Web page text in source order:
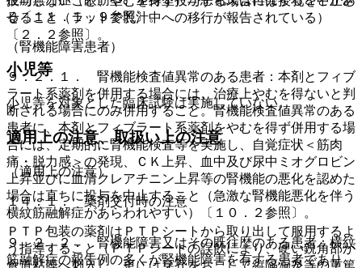
せること（ラットで乳汁中への移行が報告されている）
〔２．２参照〕。
小児等
小児等を対象とした臨床試験は実施していない。
適用上の注意、取扱い上の注意
（適用上の注意）
１４．１． 薬剤交付時の注意
ＰＴＰ包装の薬剤はＰＴＰシートから取り出して服用するよ
う指導すること（ＰＴＰシートの誤飲により、硬い鋭角部が
食道粘膜へ刺入し、更には穿孔をおこして縦隔洞炎等の重篤
る〔１１．１．９参照〕。
（腎機能障害患者）
９．２．１． 腎機能検査値異常のある患者：本剤とフィブ
ラート系薬剤を併用する場合には、治療上やむを得ないと判
断される場合にのみ併用すること。腎機能検査値異常のある
患者に、本剤とフィブラート系薬剤をやむを得ず併用する場
合には、定期的に腎機能検査等を実施し、自覚症状＜筋肉
痛・脱力感＞の発現、ＣＫ上昇、血中及び尿中ミオグロビン
上昇並びに血清クレアチニン上昇等の腎機能の悪化を認めた
場合は直ちに投与を中止すること（急激な腎機能悪化を伴う
横紋筋融解症があらわれやすい）〔１０．２参照〕。
９．２．２． 腎機能障害又はその既往歴のある患者：横紋
筋融解症の報告例の多くが腎機能障害を有する患者であり、